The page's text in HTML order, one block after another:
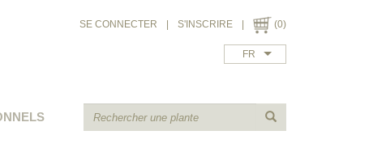
SE CONNECTER S'INSCRIRE (0)
FR